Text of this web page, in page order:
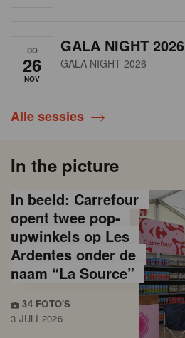
DO
26
NOV
GALA NIGHT 2026
GALA NIGHT 2026
Alle sessies
In the picture
In beeld: Carrefour
opent twee pop-
upwinkels op Les
Ardentes onder de
naam “La Source”
34 FOTO'S
3 JULI 2026